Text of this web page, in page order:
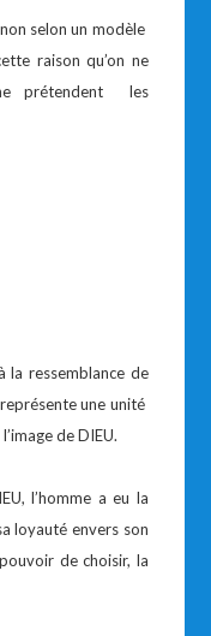
selon un modèle
raison qu’on ne
prétendent les
la ressemblance de
une unité
de DIEU.
l’homme a eu la
loyauté envers son
de choisir, la